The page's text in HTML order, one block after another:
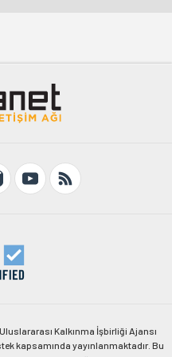
Kalkınma İşbirliği Ajansı
kapsamında yayınlanmaktadır. Bu